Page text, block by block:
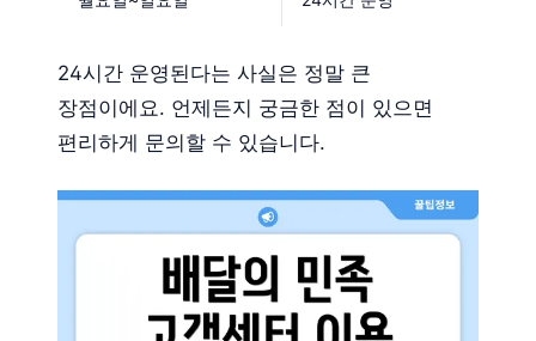
24시간 운영된다는 사실은 정말 큰
장점이에요. 언제든지 궁금한 점이 있으면
편리하게 문의할 수 있습니다.